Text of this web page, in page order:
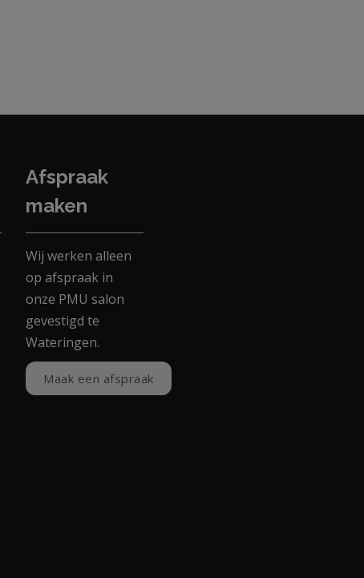
Afspraak
maken
Wij werken alleen
op afspraak in
onze PMU salon
gevestigd te
Wateringen.
Maak een afspraak